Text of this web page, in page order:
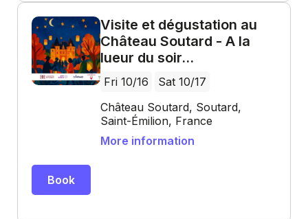
Visite et dégustation au
Château Soutard - A la
lueur du soir...
Fri 10/16
Sat 10/17
Château Soutard, Soutard,
Saint-Émilion, France
More information
Book